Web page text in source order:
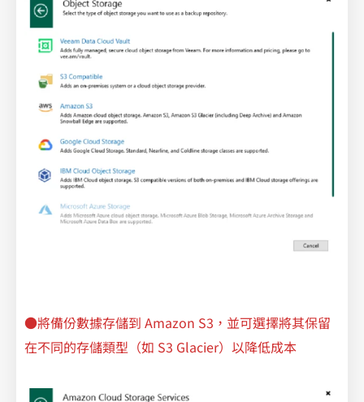
●將備份數據存儲到 Amazon S3，並可選擇將其保留
在不同的存儲類型（如 S3 Glacier）以降低成本